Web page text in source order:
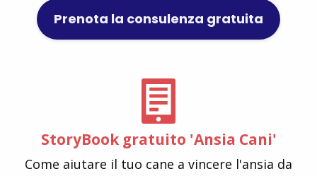
Prenota la consulenza gratuita
StoryBook gratuito 'Ansia Cani'
Come aiutare il tuo cane a vincere l'ansia da